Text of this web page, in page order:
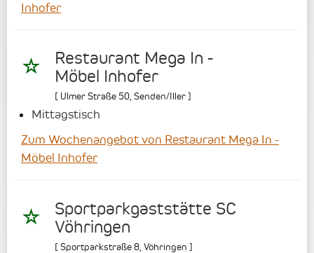
Inhofer
Restaurant Mega In -
Möbel Inhofer
[ Ulmer Straße 50,Senden/Iller]
Mittagstisch
Zum Wochenangebot von Restaurant Mega In -
Möbel Inhofer
Sportparkgaststätte SC
Vöhringen
[ Sportparkstraße 8 Vöhringen ]